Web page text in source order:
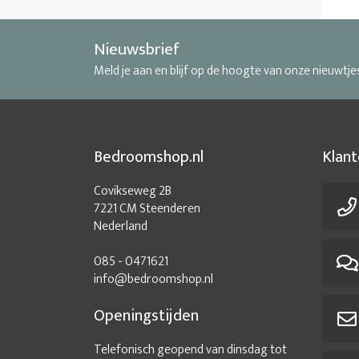
Nieuwsbrief
Meld je aan en blijf op de hoogte van onze
Bedroomshop.nl
Covikseweg 2B
7221 CM Steenderen
Nederland
085 - 0471621
info@bedroomshop.nl
Openingstijden
Telefonisch geopend van dinsdag tot